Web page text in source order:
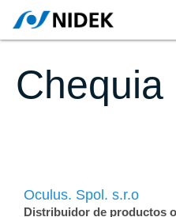
Chequia
Oculus. Spol. s.r.o
Distribuidor de productos